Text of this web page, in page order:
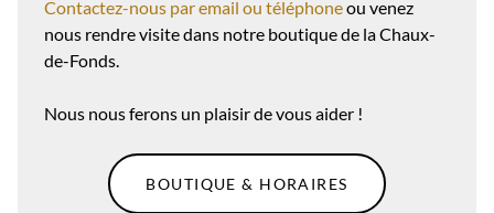
Contactez-nous par email ou téléphoneou venez
nous rendre visite dans notre boutique de la Chaux-
de-Fonds.
Nous nous ferons un plaisir de vous aider !
BOUTIQUE & HORAIRES